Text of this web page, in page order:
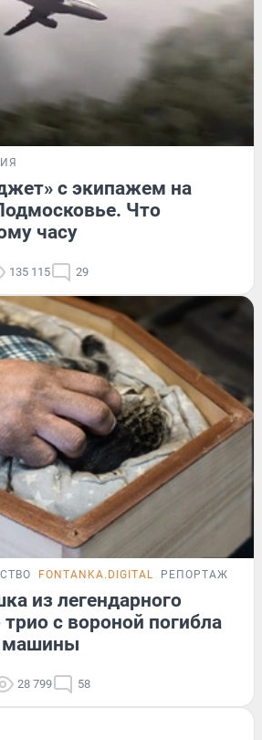
с экипажем на
Что
часу
135 115 29
FONTANKA.DIGITAL РЕПОРТАЖ
из легендарного
с вороной погибла
машины
28 799 58